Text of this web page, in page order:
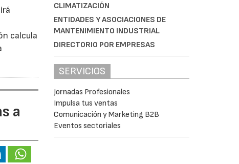
calcula
a
CLIMATIZACIÓN
ENTIDADES Y ASOCIACIONES DE
MANTENIMIENTO INDUSTRIAL
DIRECTORIO POR EMPRESAS
SERVICIOS
Jornadas Profesionales
Impulsa tus ventas
Comunicación y Marketing B2B
Eventos sectoriales